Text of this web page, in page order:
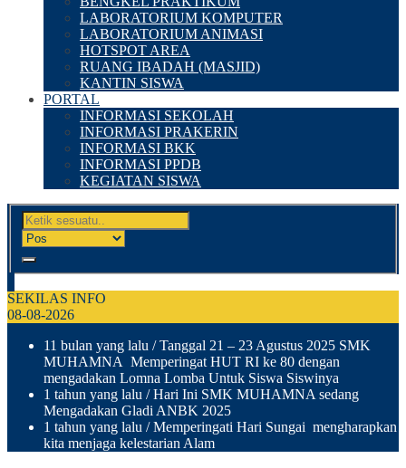
LABORATORIUM KOMPUTER
LABORATORIUM ANIMASI
HOTSPOT AREA
RUANG IBADAH (MASJID)
KANTIN SISWA
PORTAL
INFORMASI SEKOLAH
INFORMASI PRAKERIN
INFORMASI BKK
INFORMASI PPDB
KEGIATAN SISWA
SEKILAS INFO
08-08-2026
11 bulan yang lalu / Tanggal 21 – 23 Agustus 2025 SMK
MUHAMNA Memperingat HUT RI ke 80 dengan
mengadakan Lomna Lomba Untuk Siswa Siswinya
1 tahun yang lalu / Hari Ini SMK MUHAMNA sedang
Mengadakan Gladi ANBK 2025
1 tahun yang lalu / Memperingati Hari Sungai mengharapkan
kita menjaga kelestarian Alam